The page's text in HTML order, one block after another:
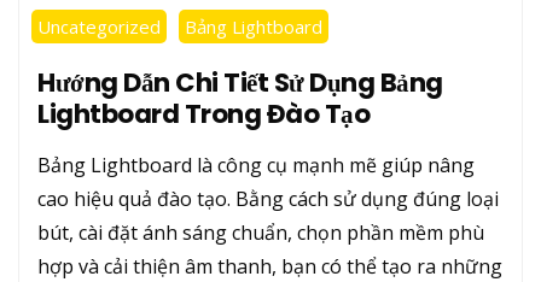
Uncategorized Bảng Lightboard
Hướng Dẫn Chi Tiết Sử Dụng Bảng
Lightboard Trong Đào Tạo
Bảng Lightboard là công cụ mạnh mẽ giúp nâng
cao hiệu quả đào tạo. Bằng cách sử dụng đúng loại
bút, cài đặt ánh sáng chuẩn, chọn phần mềm phù
hợp và cải thiện âm thanh, bạn có thể tạo ra những